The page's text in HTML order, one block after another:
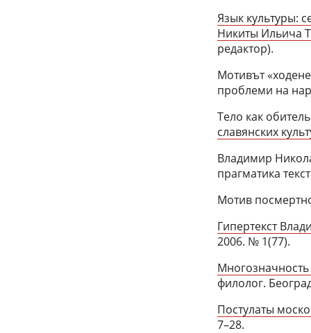
Язык культуры:
Никиты Ильича
редактор).
Мотивът
проблеми на
Тело как
славянских
Владимир
прагматика
Мотив
Гипертекст
2006. № 1(77).
филолог.
Постулаты
7–28.